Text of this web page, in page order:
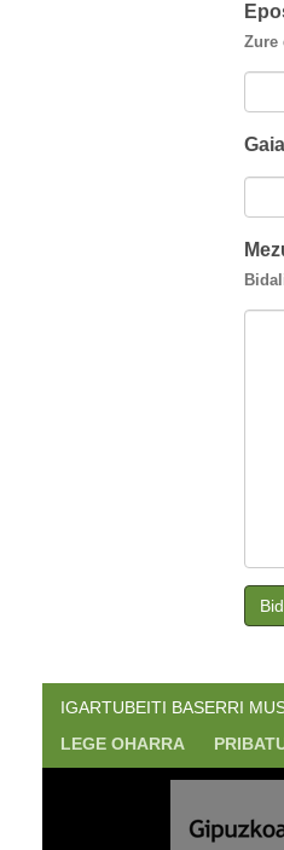
Zure
IGARTUBEITI BASERRI
LEGE OHARRA